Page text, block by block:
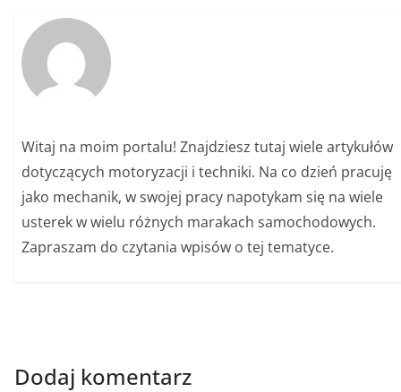
Witaj na moim portalu! Znajdziesz tutaj wiele artykułów
dotyczących motoryzacji i techniki. Na co dzień pracuję
jako mechanik, w swojej pracy napotykam się na wiele
usterek w wielu różnych marakach samochodowych.
Zapraszam do czytania wpisów o tej tematyce.
Dodaj komentarz